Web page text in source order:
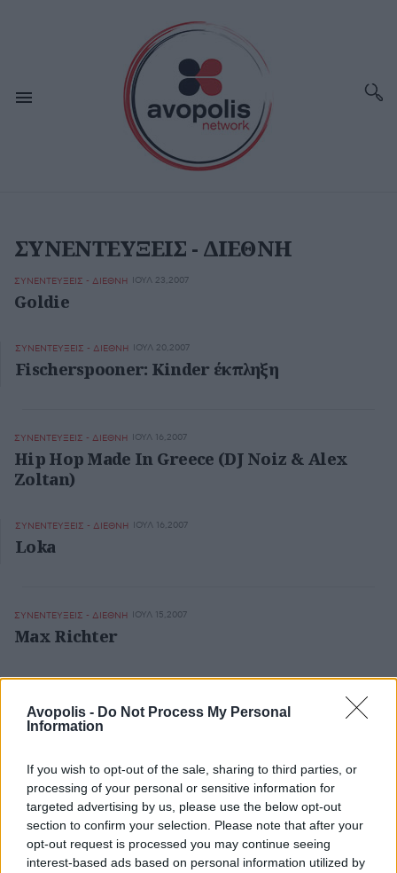
Avopolis - Do Not Process My Personal
Information
If you wish to opt-out of the sale, sharing to third parties, or
processing of your personal or sensitive information for
targeted advertising by us, please use the below opt-out
section to confirm your selection. Please note that after your
opt-out request is processed you may continue seeing
interest-based ads based on personal information utilized by
ΣΥΝΕΝΤΕΥΞΕΙΣ - ΔΙΕΘΝΗ
ΣΥΝΕΝΤΕΥΞΕΙΣ - ΔΙΕΘΝΗ ΙΟΥΛ 23,2007
Goldie
ΣΥΝΕΝΤΕΥΞΕΙΣ - ΔΙΕΘΝΗ ΙΟΥΛ 20,2007
Fischerspooner: Kinder έκπληξη
ΣΥΝΕΝΤΕΥΞΕΙΣ - ΔΙΕΘΝΗ ΙΟΥΛ 16,2007
Hip Hop Made In Greece (DJ Noiz & Alex
Zoltan)
ΣΥΝΕΝΤΕΥΞΕΙΣ - ΔΙΕΘΝΗ ΙΟΥΛ 16,2007
Loka
ΣΥΝΕΝΤΕΥΞΕΙΣ - ΔΙΕΘΝΗ ΙΟΥΛ 15,2007
Max Richter
ΣΥΝΕΝΤΕΥΞΕΙΣ - ΔΙΕΘΝΗ ΙΟΥΛ 15,2007
Chateau Flight
ΣΥΝΕΝΤΕΥΞΕΙΣ - ΔΙΕΘΝΗ ΙΟΥΛ 14,2007
Mύm
ΣΥΝΕΝΤΕΥΞΕΙΣ - ΔΙΕΘΝΗ ΙΟΥΛ 13,2007
Deadbeat